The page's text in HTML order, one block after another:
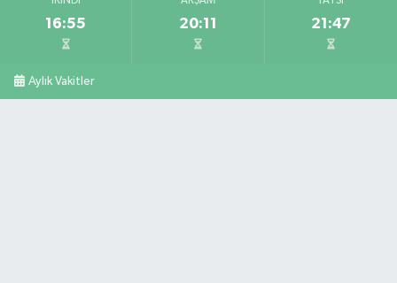
16:55 20:11 21:47
Aylık Vakitler